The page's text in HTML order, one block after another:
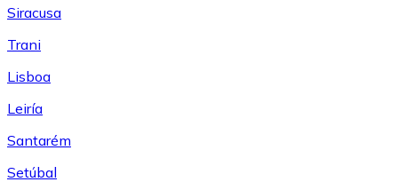
Siracusa
Trani
Lisboa
Leiría
Santarém
Setúbal